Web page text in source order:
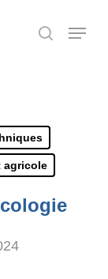
search
Menu
agricole